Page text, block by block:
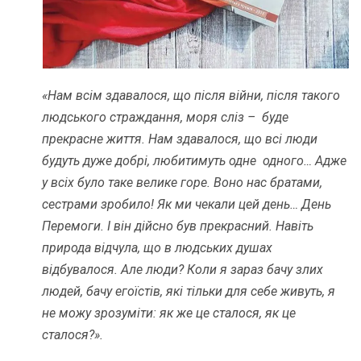
«Нам всім здавалося, що після війни, після такого
людського страждання, моря сліз – буде
прекрасне життя. Нам здавалося, що всі люди
будуть дуже добрі, любитимуть одне одного… Адже
у всіх було таке велике горе. Воно нас братами,
сестрами зробило! Як ми чекали цей день… День
Перемоги. І він дійсно був прекрасний. Навіть
природа відчула, що в людських душах
відбувалося. Але люди? Коли я зараз бачу злих
людей, бачу егоїстів, які тільки для себе живуть, я
не можу зрозуміти: як же це сталося, як це
сталося?».